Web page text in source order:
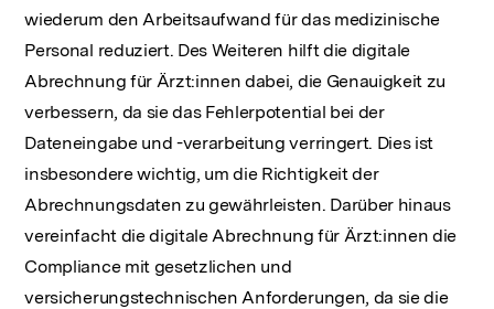
wiederum den Arbeitsaufwand für das medizinische
Personal reduziert. Des Weiteren hilft die digitale
Abrechnung für Ärzt:innen dabei, die Genauigkeit zu
verbessern, da sie das Fehlerpotential bei der
Dateneingabe und -verarbeitung verringert. Dies ist
insbesondere wichtig, um die Richtigkeit der
Abrechnungsdaten zu gewährleisten. Darüber hinaus
vereinfacht die digitale Abrechnung für Ärzt:innen die
Compliance mit gesetzlichen und
versicherungstechnischen Anforderungen, da sie die